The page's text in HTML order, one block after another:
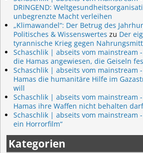
DRINGEND:
unbegrenzte Macht verleihen
„Klimawandel“: Der Betrug des
Politisches & Wissenswertes zu Der
tyrannische Krieg gegen
Schaschlik | abseits vom mainstream
die Hamas angewiesen, die Geiseln
Schaschlik | abseits vom mainstream
Hamas die humanitäre Hilfe im
will
Schaschlik | abseits vom mainstream
Hamas ihre Waffen nicht behalten darf
Schaschlik | abseits vom mainstream
ein Horrorfilm“
Kategorien